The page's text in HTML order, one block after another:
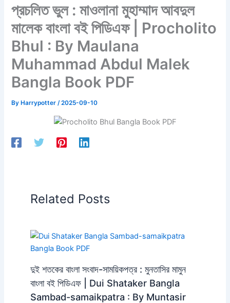
প্রচলিত ভুল : মাওলানা মুহাম্মাদ আবদুল
মালেক বাংলা বই পিডিএফ | Procholito
Bhul : By Maulana
Muhammad Abdul Malek
Bangla Book PDF
By Harrypotter/2025-09-10
Related Posts
দুই শতকের বাংলা সংবাদ-সাময়িকপত্র : মুনতাসির মামুন
বাংলা বই পিডিএফ | Dui Shataker Bangla
Sambad-samaikpatra : By Muntasir